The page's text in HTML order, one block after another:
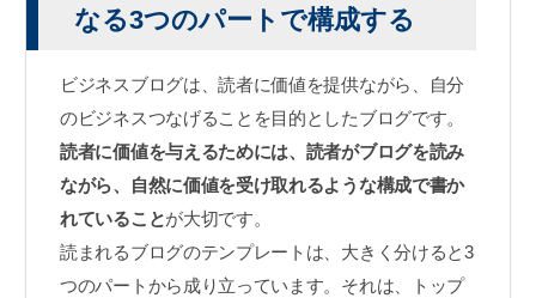
なる3つのパートで構成する
ビジネスブログは、読者に価値を提供ながら、自分
のビジネスつなげることを目的としたブログです。
読者に価値を与えるためには、読者がブログを読み
ながら、自然に価値を受け取れるような構成で書か
れていることが大切です。
読まれるブログのテンプレートは、大きく分けると3
つのパートから成り立っています。それは、トップ